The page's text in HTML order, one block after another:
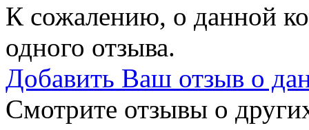
К сожалению, о данной
одного отзыва.
Добавить Ваш отзыв о
Смотрите отзывы о